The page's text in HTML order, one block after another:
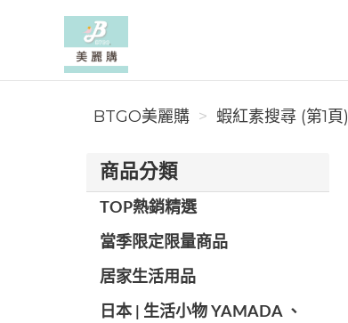
BTGO美麗購
BTGO美麗購 蝦紅素搜尋 (第1頁)
商品分類
TOP熱銷精選
當季限定限量商品
居家生活用品
日本 | 生活小物 YAMADA 、